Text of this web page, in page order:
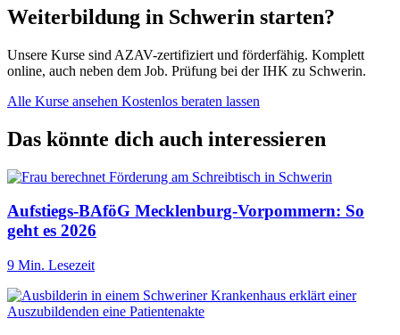
Weiterbildung in Schwerin starten?
Unsere Kurse sind AZAV-zertifiziert und förderfähig. Komplett
online, auch neben dem Job. Prüfung bei der IHK zu Schwerin.
Alle Kurse ansehen Kostenlos beraten lassen
Das könnte dich auch interessieren
Aufstiegs-BAföG Mecklenburg-Vorpommern: So
geht es 2026
9 Min. Lesezeit